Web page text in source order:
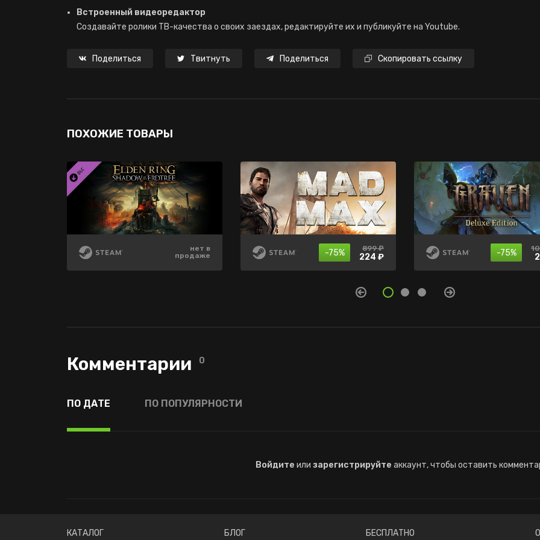
Встроенный видеоредактор
Создавайте ролики ТВ-качества о своих заездах, редактируйте их и публикуйте на Youtube.
Поделиться Твитнуть Поделиться Скопировать ссылку
ПОХОЖИЕ ТОВАРЫ
нет в
продаже
-75% 899 ₽
224 ₽ -75%
280 ₽
56 ₽
нет в
продаже
-70%
нет в
продаже
нет в
продаже
-5%
Комментарии 0
ПО ДАТЕ ПО ПОПУЛЯРНОСТИ
Войдите или зарегистрируйте аккаунт, чтобы оставить
КАТАЛОГ БЛОГ БЕСПЛАТНО